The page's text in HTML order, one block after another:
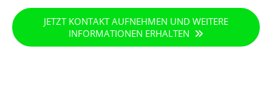
JETZT KONTAKT AUFNEHMEN UND WEITERE
INFORMATIONEN ERHALTEN